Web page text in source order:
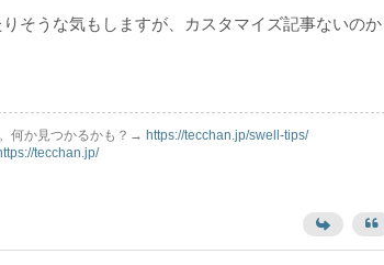
そうな気もしますが、カスタマイズ記事ないのか
何か見つかるかも？→ https://tecchan.jp/swell-tips/
tecchan.jp/